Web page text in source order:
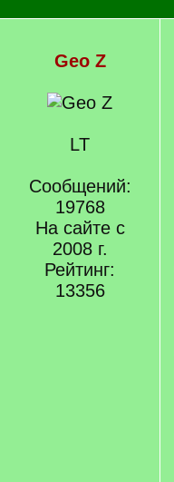
Geo Z
LT
Сообщений:
19768
На сайте с
2008 г.
Рейтинг:
13356